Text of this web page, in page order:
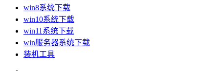
win8系统下载
win10系统下载
win11系统下载
win服务器系统下载
装机工具